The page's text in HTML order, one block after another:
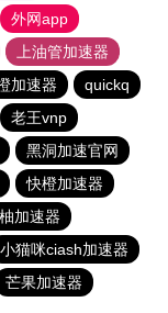
外网app
上油管加速器
加速器
quickq
老王vnp
黑洞加速官网
快橙加速器
加速器
小猫咪ciash加速器
芒果加速器